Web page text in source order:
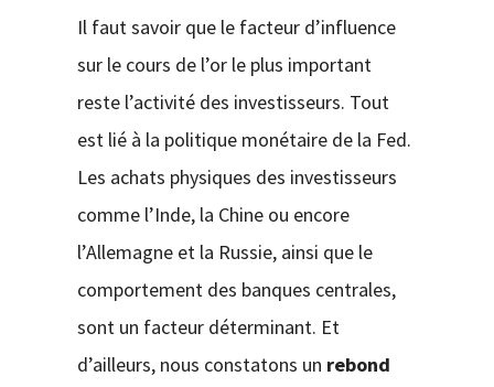
Il faut savoir que le facteur d’influence
sur le cours de l’or le plus important
reste l’activité des investisseurs. Tout
est lié à la politique monétaire de la Fed.
Les achats physiques des investisseurs
comme l’Inde, la Chine ou encore
l’Allemagne et la Russie, ainsi que le
comportement des banques centrales,
sont un facteur déterminant. Et
d’ailleurs, nous constatons un rebond